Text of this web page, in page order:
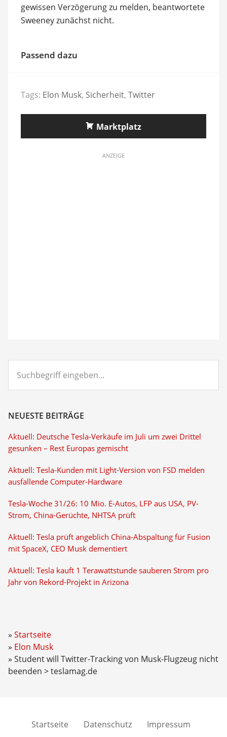
gewissen Verzögerung zu melden, beantwortete
Sweeney zunächst nicht.
Passend dazu
Tags: Elon Musk, Sicherheit, Twitter
Marktplatz
ANZEIGE
eingeben...
NEUESTE BEITRÄGE
Aktuell: Deutsche Tesla-Verkäufe im Juli um zwei Drittel
gesunken – Rest Europas gemischt
Aktuell: Tesla-Kunden mit Light-Version von FSD melden
ausfallende Computer-Hardware
Tesla-Woche 31/26: 10 Mio. E-Autos, LFP aus USA, PV-
Strom, China-Gerüchte, NHTSA prüft
Aktuell: Tesla prüft angeblich China-Abspaltung für Fusion
mit SpaceX, CEO Musk dementiert
Aktuell: Tesla kauft 1 Terawattstunde sauberen Strom pro
Jahr von Rekord-Projekt in Arizona
Startseite
Elon Musk
Student will Twitter-Tracking von Musk-Flugzeug nicht
beenden > teslamag.de
Startseite Datenschutz Impressum